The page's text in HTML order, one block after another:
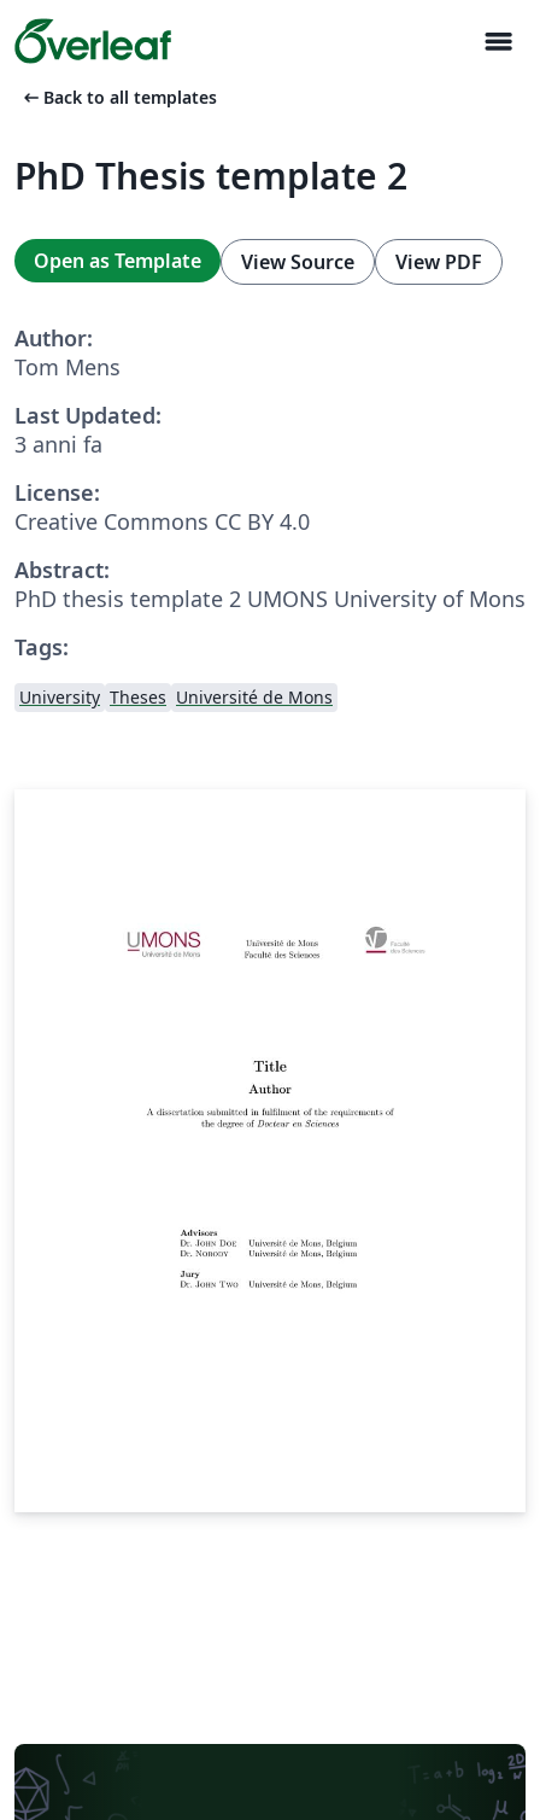
menu
arrow_left_alt Back to all templates
PhD Thesis template 2
Open as Template View Source View PDF
Author:
Tom Mens
Last Updated:
3 anni fa
License:
Creative Commons CC BY 4.0
Abstract:
PhD thesis template 2 UMONS University of Mons
Tags:
University Theses Université de Mons